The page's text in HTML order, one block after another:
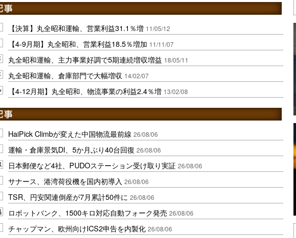
【決算】丸全昭和運輸、営業利益31.1％増 11/05/12
【4-9月期】丸全昭和、営業利益18.5％増加 11/11/07
丸全昭和運輸、主力事業好調で5期連続増収増益 18/05/11
丸全昭和運輸、倉庫部門で大幅増収 14/02/07
【4-12月期】丸全昭和、物流事業の利益2.4％増 13/02/08
HaiPick Climbが変えた中国物流最前線 26/08/06
運輸・倉庫景気DI、5か月ぶり40台回復 26/08/06
日本郵便など4社、PUDOステーション受け取り実証 26/08/06
サナース、港湾荷役機を国内初導入 26/08/06
TSR、円安関連倒産が7月累計50件に 26/08/06
ロボットバンク、1500キロ対応自動フォーク発売 26/08/06
チャップマン、欧州向けICS2申告を内製化 26/08/06